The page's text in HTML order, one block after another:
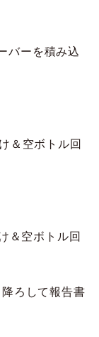
バーを積み込
＆空ボトル回
＆空ボトル回
ろして報告書